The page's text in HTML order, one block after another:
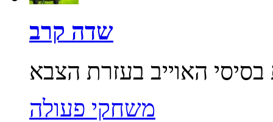
שדה קרב
משחקי פעולה